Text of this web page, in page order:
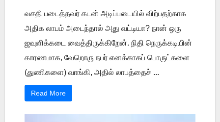
வசதி படைத்தவர் கடன் அடிப்படையில் விற்பதற்காக
அதிக லாபம் அடைந்தால் அது வட்டியா? நான் ஒரு
ஜவுளிக்கடை வைத்திருக்கிறேன். நிதி நெருக்கடியின்
காரணமாக, வேறொரு நபர் எனக்காகப் பொருட்களை
(துணிகளை) வாங்கி, அதில் லாபத்தைச் ...
Read More